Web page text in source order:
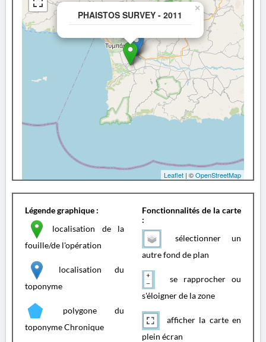
PHAISTOS SURVEY - 2011
×
Leaflet | ©OpenStreetMap
Légende graphique :
localisation de la
fouille/de l'opération
localisation du
toponyme
polygone du
toponyme Chronique
Fonctionnalités de la carte
:
sélectionner un
autre fond de plan
se rapprocher ou
s'éloigner de la zone
afficher la carte en
plein écran